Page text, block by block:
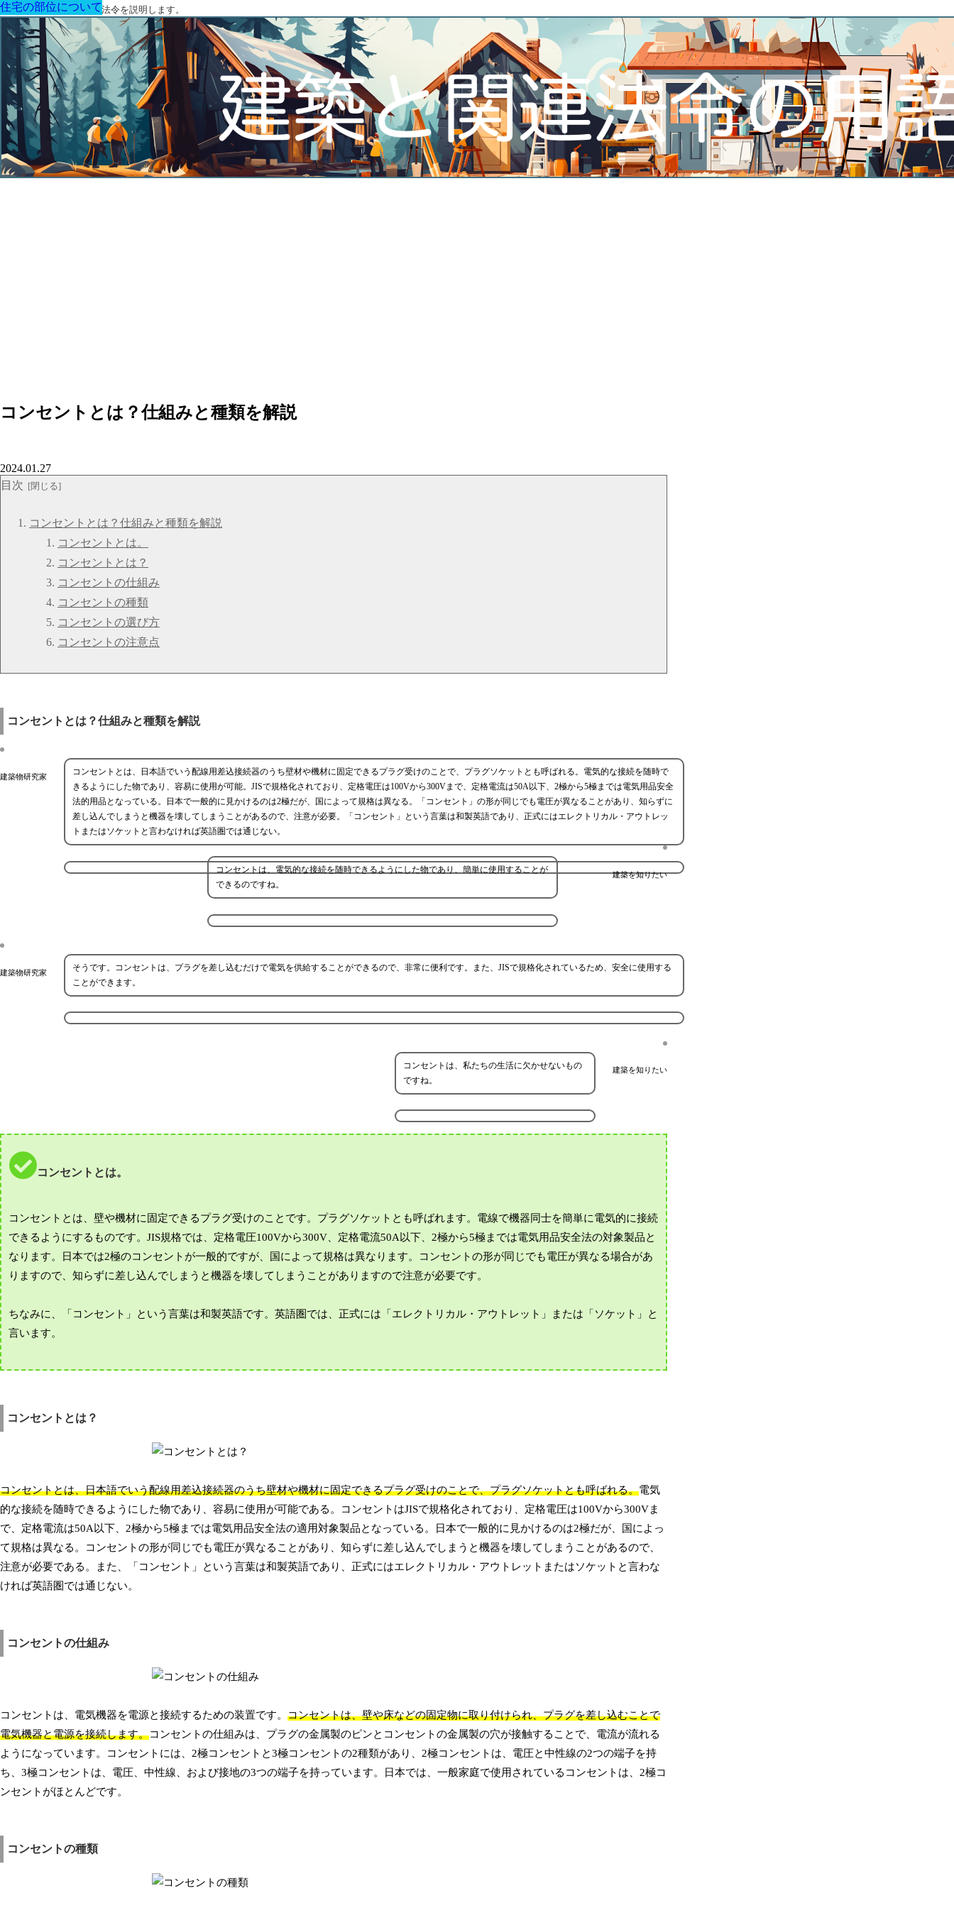
建築に関する用語と関連法令を説明します。
コンセントとは？仕組みと種類を解説
住宅の部位について
2024.01.27
目次
コンセントとは？仕組みと種類を解説
コンセントとは。
コンセントとは？
コンセントの仕組み
コンセントの種類
コンセントの選び方
コンセントの注意点
コンセントとは？仕組みと種類を解説
建築物研究家
コンセントとは、日本語でいう配線用差込接続器のうち壁材や機材に固定できるプラグ受けのことで、プラグソケットとも呼ばれる。電気的な接続を随時で
きるようにした物であり、容易に使用が可能。JISで規格化されており、定格電圧は100Vから300Vまで、定格電流は50A以下、2極から5極までは電気用品安全
法的用品となっている。日本で一般的に見かけるのは2極だが、国によって規格は異なる。「コンセント」の形が同じでも電圧が異なることがあり、知らずに
差し込んでしまうと機器を壊してしまうことがあるので、注意が必要。「コンセント」という言葉は和製英語であり、正式にはエレクトリカル・アウトレッ
トまたはソケットと言わなければ英語圏では通じない。
建築を知りたい
コンセントは、電気的な接続を随時できるようにした物であり、簡単に使用することが
できるのですね。
建築物研究家
そうです。コンセントは、プラグを差し込むだけで電気を供給することができるので、非常に便利です。また、JISで規格化されているため、安全に使用する
ことができます。
建築を知りたい
コンセントは、私たちの生活に欠かせないもの
ですね。
コンセントとは。
コンセントとは、壁や機材に固定できるプラグ受けのことです。プラグソケットとも呼ばれます。電線で機器同士を簡単に電気的に接続
できるようにするものです。JIS規格では、定格電圧100Vから300V、定格電流50A以下、2極から5極までは電気用品安全法の対象製品と
なります。日本では2極のコンセントが一般的ですが、国によって規格は異なります。コンセントの形が同じでも電圧が異なる場合があ
りますので、知らずに差し込んでしまうと機器を壊してしまうことがありますので注意が必要です。
ちなみに、「コンセント」という言葉は和製英語です。英語圏では、正式には「エレクトリカル・アウトレット」または「ソケット」と
言います。
コンセントとは？
コンセントとは、日本語でいう配線用差込接続器のうち壁材や機材に固定できるプラグ受けのことで、プラグソケットとも呼ばれる。電気
的な接続を随時できるようにした物であり、容易に使用が可能である。コンセントはJISで規格化されており、定格電圧は100Vから300Vま
で、定格電流は50A以下、2極から5極までは電気用品安全法の適用対象製品となっている。日本で一般的に見かけるのは2極だが、国によっ
て規格は異なる。コンセントの形が同じでも電圧が異なることがあり、知らずに差し込んでしまうと機器を壊してしまうことがあるので、
注意が必要である。また、「コンセント」という言葉は和製英語であり、正式にはエレクトリカル・アウトレットまたはソケットと言わな
ければ英語圏では通じない。
コンセントの仕組み
コンセントは、電気機器を電源と接続するための装置です。 コンセントは、壁や床などの固定物に取り付けられ、プラグを差し込むことで
電気機器と電源を接続します。コンセントの仕組みは、プラグの金属製のピンとコンセントの金属製の穴が接触することで、電流が流れる
ようになっています。コンセントには、2極コンセントと3極コンセントの2種類があり、2極コンセントは、電圧と中性線の2つの端子を持
ち、3極コンセントは、電圧、中性線、および接地の3つの端子を持っています。日本では、一般家庭で使用されているコンセントは、2極コ
ンセントがほとんどです。
コンセントの種類
住宅の部位について
住宅の部位について
住宅の部位について
住宅の部位について
住宅の部位について
住宅の部位について